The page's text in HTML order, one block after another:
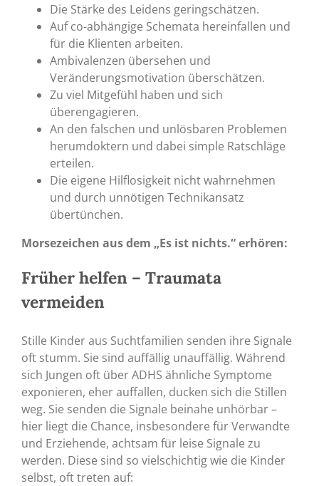
Die Stärke des Leidens geringschätzen.
Auf co-abhängige Schemata hereinfallen und
für die Klienten arbeiten.
Ambivalenzen übersehen und
Veränderungsmotivation überschätzen.
Zu viel Mitgefühl haben und sich
überengagieren.
An den falschen und unlösbaren Problemen
herumdoktern und dabei simple Ratschläge
erteilen.
Die eigene Hilflosigkeit nicht wahrnehmen
und durch unnötigen Technikansatz
übertünchen.
Morsezeichen aus dem „Es ist nichts.“ erhören:
Früher helfen – Traumata
vermeiden
Stille Kinder aus Suchtfamilien senden ihre Signale
oft stumm. Sie sind auffällig unauffällig. Während
sich Jungen oft über ADHS ähnliche Symptome
exponieren, eher auffallen, ducken sich die Stillen
weg. Sie senden die Signale beinahe unhörbar –
hier liegt die Chance, insbesondere für Verwandte
und Erziehende, achtsam für leise Signale zu
werden. Diese sind so vielschichtig wie die Kinder
selbst, oft treten auf: